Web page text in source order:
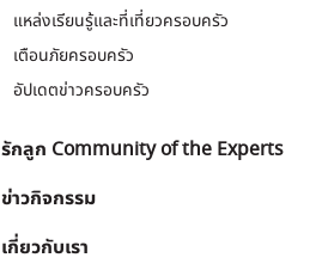
แหล่งเรียนรู้และที่เที่ยวครอบครัว
เตือนภัยครอบครัว
อัปเดตข่าวครอบครัว
รักลูก Community of the Experts
ข่าวกิจกรรม
เกี่ยวกับเรา